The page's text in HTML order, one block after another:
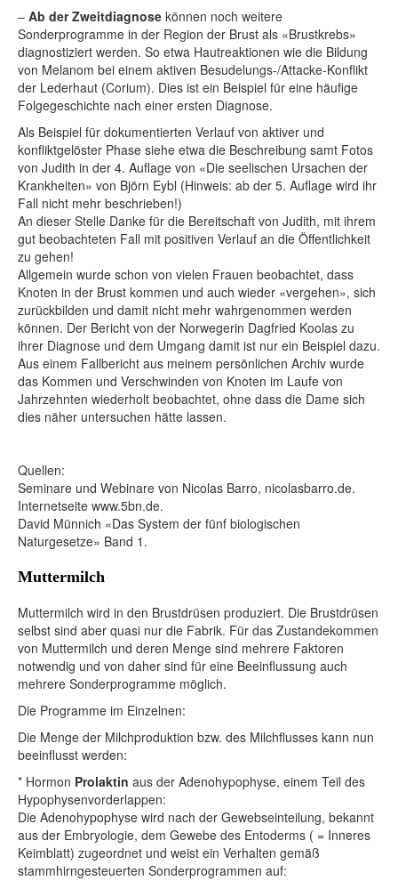
– Ab der Zweitdiagnose können noch weitere
Sonderprogramme in der Region der Brust als «Brustkrebs»
diagnostiziert werden. So etwa Hautreaktionen wie die Bildung
von Melanom bei einem aktiven Besudelungs-/Attacke-Konflikt
der Lederhaut (Corium). Dies ist ein Beispiel für eine häufige
Folgegeschichte nach einer ersten Diagnose.
Als Beispiel für dokumentierten Verlauf von aktiver und
konfliktgelöster Phase siehe etwa die Beschreibung samt Fotos
von Judith in der 4. Auflage von «Die seelischen Ursachen der
Krankheiten» von Björn Eybl (Hinweis: ab der 5. Auflage wird ihr
Fall nicht mehr beschrieben!)
An dieser Stelle Danke für die Bereitschaft von Judith, mit ihrem
gut beobachteten Fall mit positiven Verlauf an die Öffentlichkeit
zu gehen!
Allgemein wurde schon von vielen Frauen beobachtet, dass
Knoten in der Brust kommen und auch wieder «vergehen», sich
zurückbilden und damit nicht mehr wahrgenommen werden
können. Der Bericht von der Norwegerin Dagfried Koolas zu
ihrer Diagnose und dem Umgang damit ist nur ein Beispiel dazu.
Aus einem Fallbericht aus meinem persönlichen Archiv wurde
das Kommen und Verschwinden von Knoten im Laufe von
Jahrzehnten wiederholt beobachtet, ohne dass die Dame sich
dies näher untersuchen hätte lassen.
Quellen:
Seminare und Webinare von Nicolas Barro, nicolasbarro.de.
Internetseite www.5bn.de.
David Münnich «Das System der fünf biologischen
Naturgesetze» Band 1.
Muttermilch
Muttermilch wird in den Brustdrüsen produziert. Die Brustdrüsen
selbst sind aber quasi nur die Fabrik. Für das Zustandekommen
von Muttermilch und deren Menge sind mehrere Faktoren
notwendig und von daher sind für eine Beeinflussung auch
mehrere Sonderprogramme möglich.
Die Programme im Einzelnen:
Die Menge der Milchproduktion bzw. des Milchflusses kann nun
beeinflusst werden:
* Hormon Prolaktin aus der Adenohypophyse, einem Teil des
Hypophysenvorderlappen:
Die Adenohypophyse wird nach der Gewebseinteilung, bekannt
aus der Embryologie, dem Gewebe des Entoderms ( = Inneres
Keimblatt) zugeordnet und weist ein Verhalten gemäß
stammhirngesteuerten Sonderprogrammen auf: